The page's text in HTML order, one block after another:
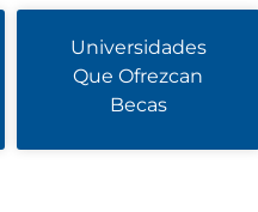
Universidades
Que Ofrezcan
Becas